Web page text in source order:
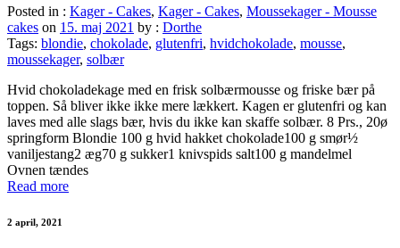
Posted in : Kager - Cakes, Kager - Cakes, Moussekager - Mousse
cakes on 15. maj 2021 by : Dorthe
Tags: blondie, chokolade, glutenfri, hvidchokolade, mousse,
moussekager, solbær
Hvid chokoladekage med en frisk solbærmousse og friske bær på
toppen. Så bliver ikke ikke mere lækkert. Kagen er glutenfri og kan
laves med alle slags bær, hvis du ikke kan skaffe solbær. 8 Prs., 20ø
springform Blondie 100 g hvid hakket chokolade100 g smør½
vaniljestang2 æg70 g sukker1 knivspids salt100 g mandelmel
Ovnen tændes
Read more
2 april, 2021